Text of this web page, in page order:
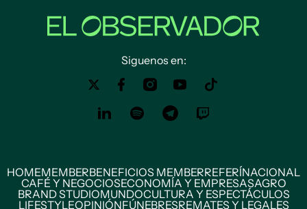
Siguenos en:
HOMEMEMBERBENEFICIOS MEMBERREFERÍNACIONAL
CAFÉ Y NEGOCIOSECONOMÍA Y EMPRESASAGRO
BRAND STUDIOMUNDOCULTURA Y ESPECTÁCULOS
LIFESTYLEOPINIÓNFÚNEBRESREMATES Y LEGALES